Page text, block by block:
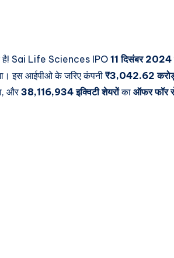
है! Sai Life Sciences IPO 11 दिसंबर 2024
इस आईपीओ के जरिए कंपनी₹3,042.62
और38,116,934 इक्विटी शेयरोंका ऑफर फॉर